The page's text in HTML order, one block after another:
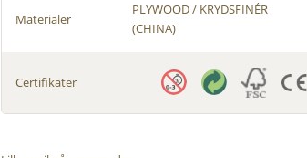
Materialer
PLYWOOD / KRYDSFINÉR
(CHINA)
Certifikater